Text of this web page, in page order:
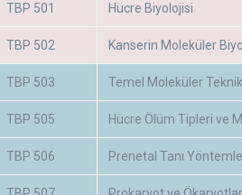
TBP 501 Hücre Biyolojisi
TBP 502 Kanserin Moleküler
TBP 503 Temel Moleküler
TBP 505 Hücre Ölüm Tipleri ve
TBP 506 Prenetal Tanı